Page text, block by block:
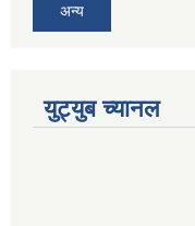
अन्य
युट्युब च्यानल